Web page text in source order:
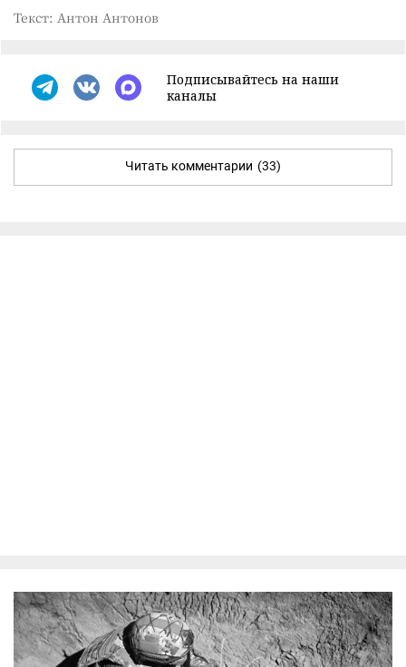
Текст: Антон Антонов
Подписывайтесь на наши
каналы
Читать комментарии (33)